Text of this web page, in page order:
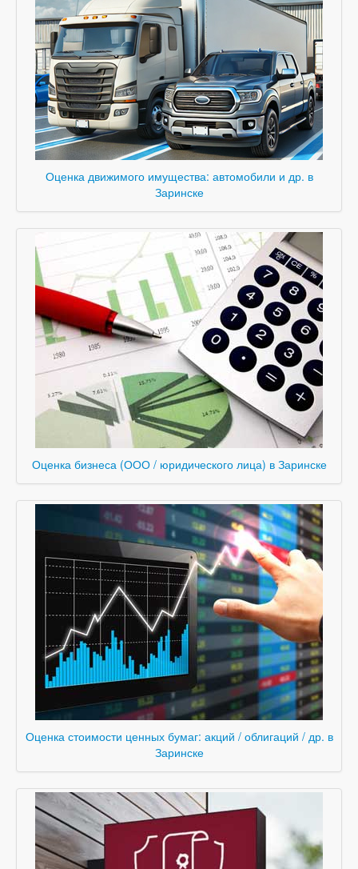
Оценка движимого имущества: автомобили и др. в
Заринске
Оценка бизнеса (ООО / юридического лица) в Заринске
Оценка стоимости ценных бумаг: акций / облигаций / др. в
Заринске